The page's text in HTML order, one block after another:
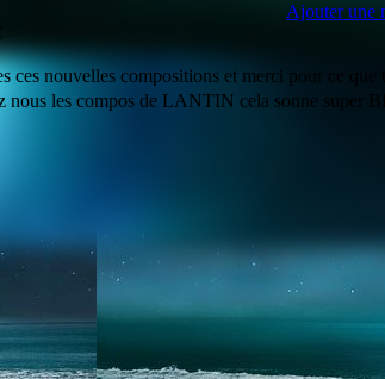
Ajouter une
ces nouvelles compositions et merci pour ce que
nous les compos de LANTIN cela sonne super